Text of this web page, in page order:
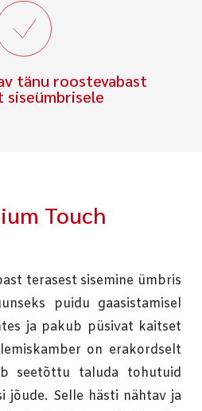
tänu roostevabast
siseümbrisele
Touch
terasest sisemine ümbris
puidu gaasistamisel
ja pakub püsivat kaitset
on erakordselt
seetõttu taluda tohutuid
jõude. Selle hästi nähtav ja